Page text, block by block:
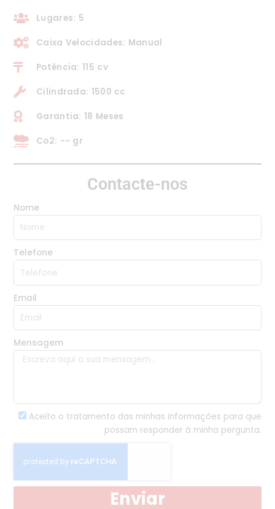
Lugares: 5
Caixa Velocidades: Manual
Potência: 115 cv
Cilindrada: 1500 cc
Garantia: 18 Meses
Co2: -- gr
Contacte-nos
Nome
Telefone
Email
Mensagem
Aceito o tratamento das minhas informações para que
possam responder à minha pergunta.
Enviar